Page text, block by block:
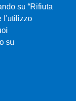
su “Rifiuta
l’utilizzo
su